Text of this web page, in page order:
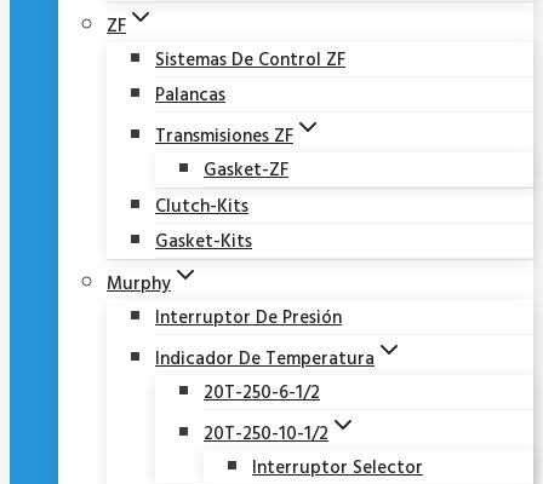
ZF
Sistemas De Control ZF
Palancas
Transmisiones ZF
Gasket-ZF
Clutch-Kits
Gasket-Kits
Murphy
Interruptor De Presión
Indicador De Temperatura
20T-250-6-1/2
20T-250-10-1/2
Interruptor Selector